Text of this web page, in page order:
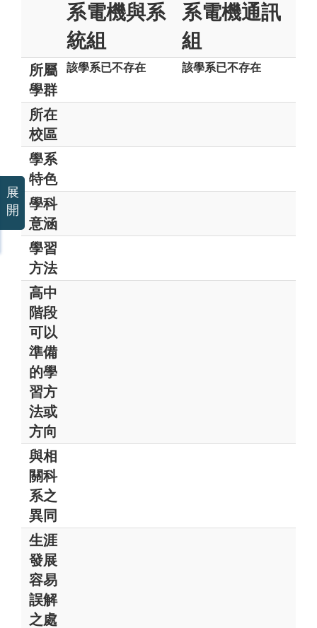
系電機與系
統組
系電機通訊
組
所屬
學群
該學系已不存在 該學系已不存在
所在
校區
學系
特色
學科
意涵
學習
方法
高中
階段
可以
準備
的學
習方
法或
方向
與相
關科
系之
異同
生涯
發展
容易
誤解
之處
展
開